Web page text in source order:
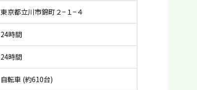
東京都立川市錦町２−１−４
24時間
24時間
自転車 (約610台)